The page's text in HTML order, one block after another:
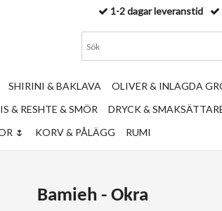
Bamieh - Okra
1-2 dagar leveranstid
SHIRINI & BAKLAVA OLIVER & INLAGDA
& RESHTE & SMÖR DRYCK &
🌷 KORV & PÅLÄGG RUMI